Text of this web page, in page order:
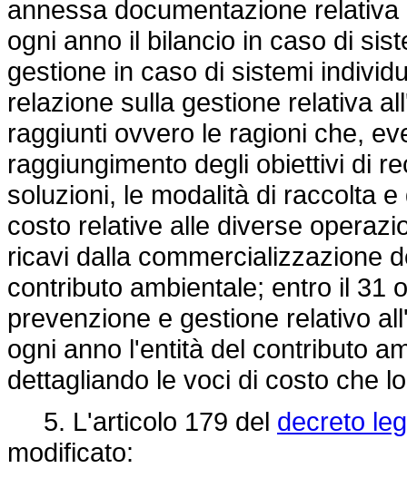
annessa documentazione
ogni anno il bilancio in caso di
gestione in caso di sistemi
relazione sulla gestione relativa
raggiunti ovvero le ragioni che,
raggiungimento degli obiettivi di
soluzioni, le modalità di raccolta
costo relative alle diverse
ricavi dalla commercializzazione
contributo ambientale; entro il 31
prevenzione e gestione relativo
ogni anno l'entità del contributo
dettagliando le voci di costo che
5. L'articolo 179 del decreto
modificato: